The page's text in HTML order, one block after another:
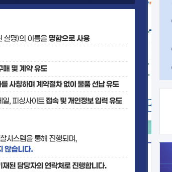
호남권연구본부
기획본부
사업화본부
행정본부
대외협력부
기술사업화플랫폼/기술이전